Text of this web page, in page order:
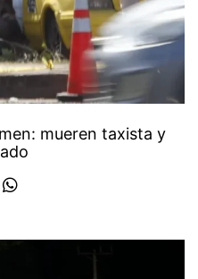
mueren taxista y